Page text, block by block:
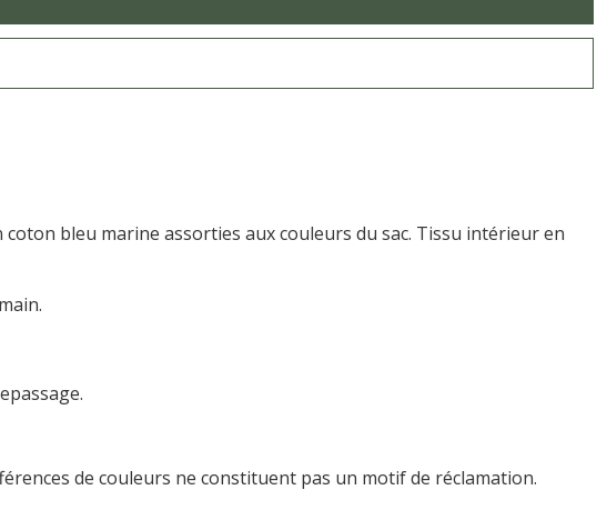
bleu marine assorties aux couleurs du sac. Tissu intérieur en
de couleurs ne constituent pas un motif de réclamation.